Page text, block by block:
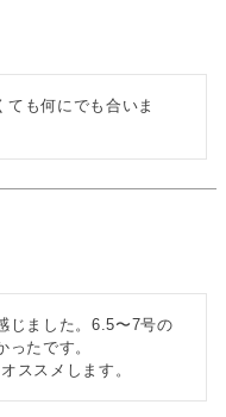
も何にでも合いま
じました。6.5〜7号の
たです。
ススメします。